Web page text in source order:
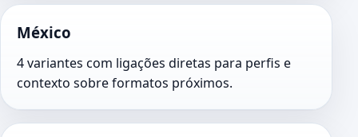
México
4 variantes com ligações diretas para perfis e
contexto sobre formatos próximos.